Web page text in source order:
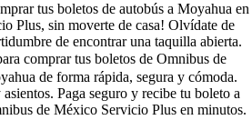
tus boletos de autobús a Moyahua en
Plus, sin moverte de casa! Olvídate de
de encontrar una taquilla abierta.
comprar tus boletos de Omnibus de
de forma rápida, segura y cómoda.
Paga seguro y recibe tu boleto a
de México Servicio Plus en minutos.